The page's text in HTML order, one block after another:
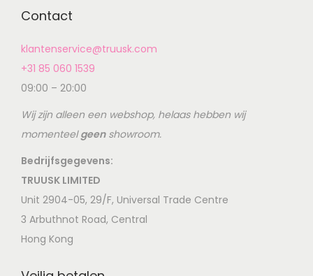
Contact
klantenservice@truusk.com
+31 85 060 1539
09:00 – 20:00
Wij zijn alleen een webshop, helaas hebben wij
momenteelgeenshowroom.
Bedrijfsgegevens:
TRUUSK LIMITED
Unit 2904-05, 29/F, Universal Trade Centre
3 Arbuthnot Road, Central
Hong Kong